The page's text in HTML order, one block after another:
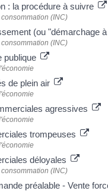
: la procédure à suivre
(INC)
(ou "démarchage
(INC)
publique
de plein air
agressives
trompeuses
déloyales
(INC)
préalable - Vente